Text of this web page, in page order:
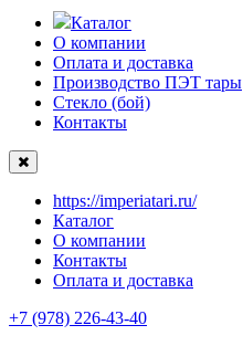
Каталог
О компании
Оплата и доставка
Производство ПЭТ тары
Стекло (бой)
Контакты
https://imperiatari.ru/
Каталог
О компании
Контакты
Оплата и доставка
+7 (978) 226-43-40